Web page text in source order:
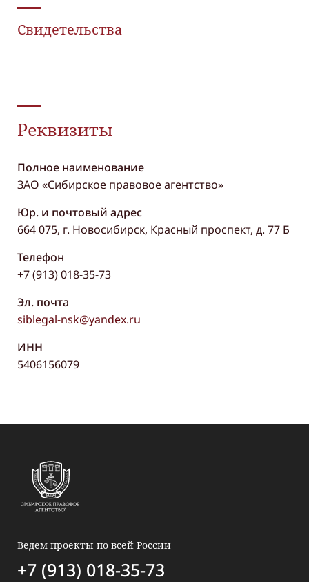
Свидетельства
Реквизиты
Полное наименование
ЗАО «Сибирское правовое агентство»
Юр. и почтовый адрес
664 075, г. Новосибирск, Красный проспект, д. 77 Б
Телефон
+7 (913) 018-35-73
Эл. почта
siblegal-nsk@yandex.ru
ИНН
5406156079
Ведем проекты по всей России
+7 (913) 018-35-73